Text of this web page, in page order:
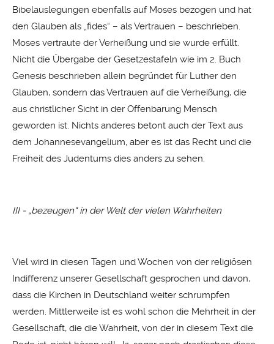
Bibelauslegungen ebenfalls auf Moses bezogen und hat
den Glauben als „fides“ – als Vertrauen – beschrieben.
Moses vertraute der Verheißung und sie wurde erfüllt.
Nicht die Übergabe der Gesetzestafeln wie im 2. Buch
Genesis beschrieben allein begründet für Luther den
Glauben, sondern das Vertrauen auf die Verheißung, die
aus christlicher Sicht in der Offenbarung Mensch
geworden ist. Nichts anderes betont auch der Text aus
dem Johannesevangelium, aber es ist das Recht und die
Freiheit des Judentums dies anders zu sehen.
III - „bezeugen“ in der Welt der vielen Wahrheiten
Viel wird in diesen Tagen und Wochen von der religiösen
Indifferenz unserer Gesellschaft gesprochen und davon,
dass die Kirchen in Deutschland weiter schrumpfen
werden. Mittlerweile ist es wohl schon die Mehrheit in der
Gesellschaft, die die Wahrheit, von der in diesem Text die